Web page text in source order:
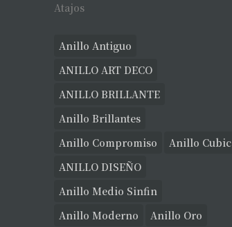
Atajos
Anillo Antiguo
ANILLO ART DECO
ANILLO BRILLANTE
Anillo Brillantes
Anillo Compromiso
Anillo Cubic
ANILLO DISEÑO
Anillo Medio Sinfin
Anillo Moderno
Anillo Oro